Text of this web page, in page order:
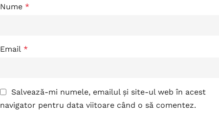
Nume *
Email *
Salvează-mi numele, emailul și site-ul web în acest
navigator pentru data viitoare când o să comentez.